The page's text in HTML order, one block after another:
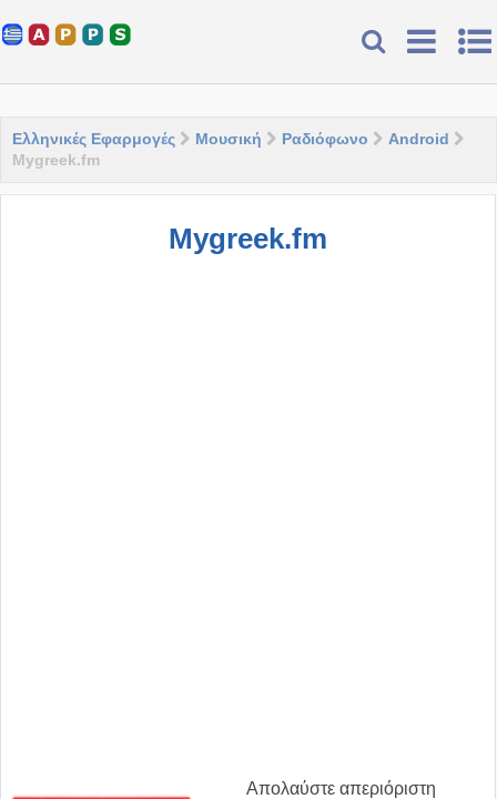
Ελληνικές Εφαρμογές Μουσική Ραδιόφωνο
Android
Mygreek.fm
Mygreek.fm
Απολαύστε απεριόριστη